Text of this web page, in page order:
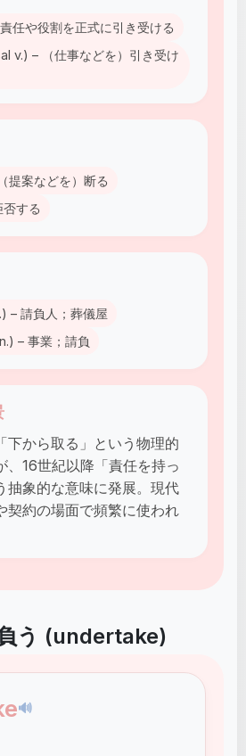
任や役割を正式に引き受ける
v.) – （仕事などを）引き受け
提案などを）断る
する
– 請負人；葬儀屋
– 事業；請負
下から取る」という物理的
、16世紀以降「責任を持っ
抽象的な意味に発展。現代
契約の場面で頻繁に使われ
う (undertake)
🔊